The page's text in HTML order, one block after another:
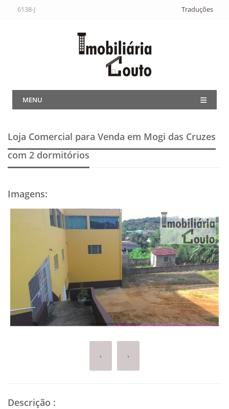
6138-J Traduções
MENU
Loja Comercial para Venda em Mogi das Cruzes
com 2 dormitórios
Imagens:
‹ ›
Descrição :